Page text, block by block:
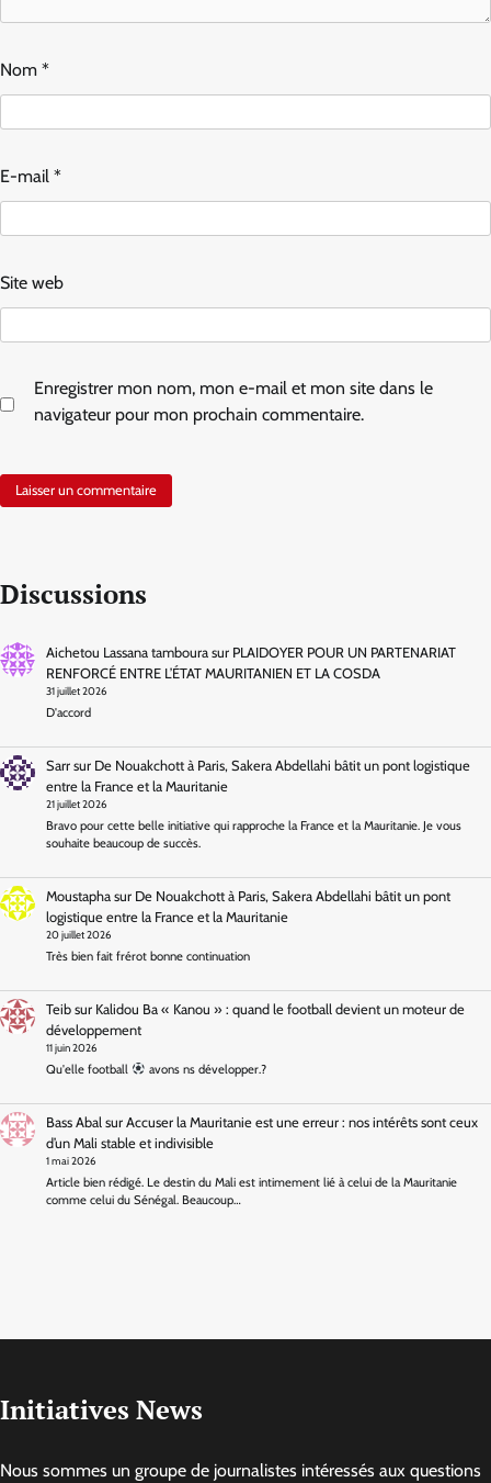
Nom *
E-mail *
Site web
Enregistrer mon nom, mon e-mail et mon site dans le
navigateur pour mon prochain commentaire.
Discussions
Aichetou Lassana tambourasur PLAIDOYER POUR UN PARTENARIAT
RENFORCÉ ENTRE L’ÉTAT MAURITANIEN ET LA COSDA
31 juillet 2026
D'accord
Sarrsur De Nouakchott à Paris, Sakera Abdellahi bâtit un pont logistique
entre la France et la Mauritanie
21 juillet 2026
Bravo pour cette belle initiative qui rapproche la France et la Mauritanie. Je vous
souhaite beaucoup de succès.
Moustaphasur De Nouakchott à Paris, Sakera Abdellahi bâtit un pont
logistique entre la France et la Mauritanie
20 juillet 2026
Très bien fait frérot bonne continuation
Teibsur Kalidou Ba « Kanou » : quand le football devient un moteur de
développement
11 juin 2026
Qu'elle football avons ns développer.?
Bass Abal sur Accuser la Mauritanie est une erreur : nos intérêts sont ceux
d’un Mali stable et indivisible
1 mai 2026
Article bien rédigé. Le destin du Mali est intimement lié à celui de la Mauritanie
comme celui du Sénégal. Beaucoup…
Initiatives News
Nous sommes un groupe de journalistes intéressés aux questions